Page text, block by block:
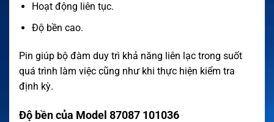
Hoạt động liên tục.
Độ bền cao.
Pin giúp bộ đàm duy trì khả năng liên lạc trong suốt
quá trình làm việc cũng như khi thực hiện kiểm tra
định kỳ.
Độ bền của Model 87087 101036